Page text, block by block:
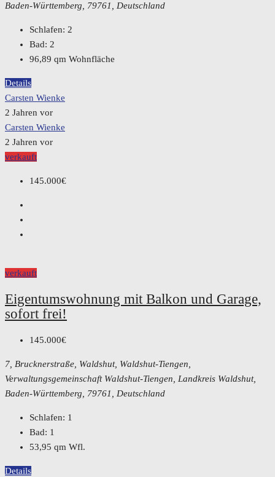
Baden-Württemberg, 79761, Deutschland
Schlafen: 2
Bad: 2
96,89 qm Wohnfläche
Details
Carsten Wienke
2 Jahren vor
Carsten Wienke
2 Jahren vor
verkauft
145.000€
verkauft
Eigentumswohnung mit Balkon und Garage,
sofort frei!
145.000€
7, Brucknerstraße, Waldshut, Waldshut-Tiengen,
Verwaltungsgemeinschaft Waldshut-Tiengen, Landkreis Waldshut,
Baden-Württemberg, 79761, Deutschland
Schlafen: 1
Bad: 1
53,95 qm Wfl.
Details